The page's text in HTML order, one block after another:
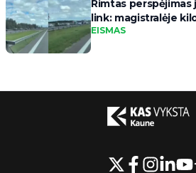
Rimtas
link: magistralėje
EISMAS